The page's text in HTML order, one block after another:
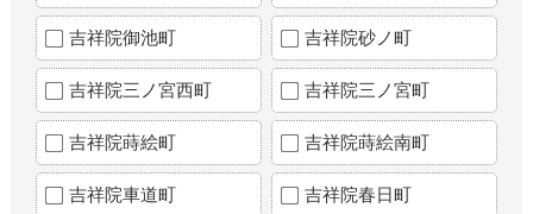
吉祥院御池町 吉祥院砂ノ町
吉祥院三ノ宮西町 吉祥院三ノ宮町
吉祥院蒔絵町 吉祥院蒔絵南町
吉祥院車道町 吉祥院春日町